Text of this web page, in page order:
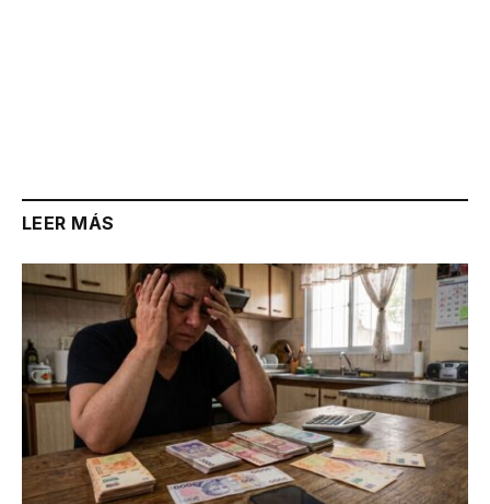
LEER MÁS